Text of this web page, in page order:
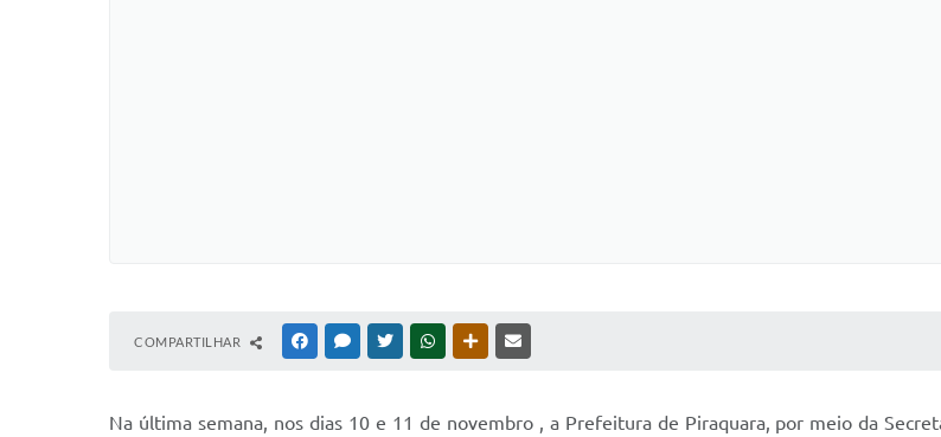
COMPARTILHAR FACEBOOKMESSENGER
TWITTERWHATSAPPOUTRAS MÍDIAS
Na última semana, nos dias 10 e 11 de novembro , a Prefeitura de Piraquara, por meio da